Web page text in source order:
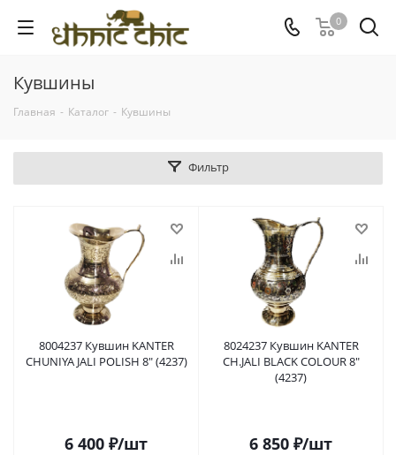
0
Кувшины
Главная - Каталог - Кувшины
Фильтр
8004237 Кувшин KANTER
CHUNIYA JALI POLISH 8" (4237)
6 400 ₽/шт
8024237 Кувшин KANTER
CH.JALI BLACK COLOUR 8"
(4237)
6 850 ₽/шт